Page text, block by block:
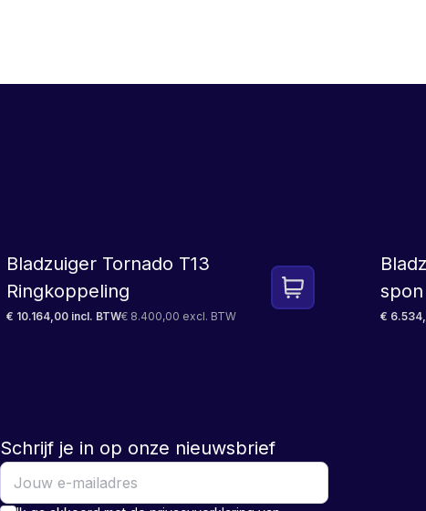
Bladzuiger Tornado T13
Ringkoppeling
€ 10.164,00 incl. BTW€ 8.400,00 excl. BTW
spon
€
Schrijf je in op onze nieuwsbrief